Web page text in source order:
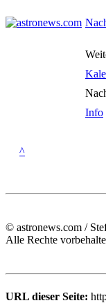
Info
^
© astronews.com /
Alle Rechte
URL dieser Seite: